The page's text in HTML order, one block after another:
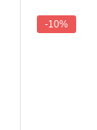
-10%